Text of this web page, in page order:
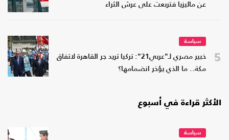
عن ماليزيا فتربعت على عرش الثراء
5
سياسة
خبير مصري لـ"عربي21": تركيا تريد جر القاهرة لاتفاق
مكة.. ما الذي يؤخر انضمامها؟
الأكثر قراءة في أسبوع
سياسة